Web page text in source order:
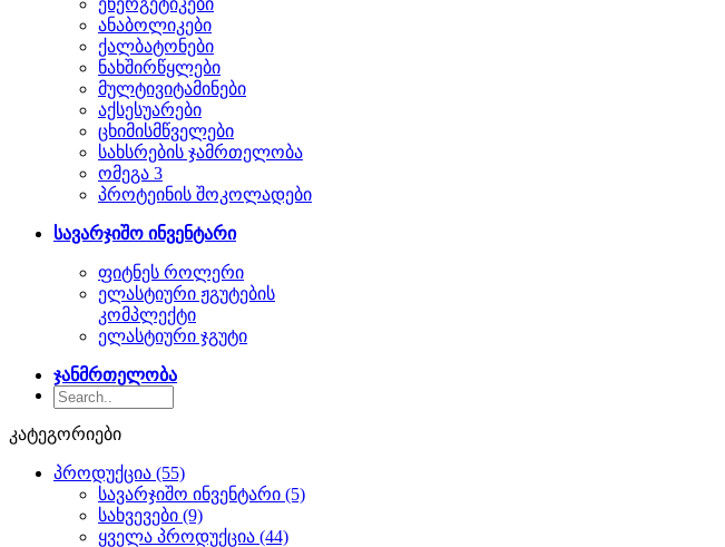
ენერგეტიკები
ანაბოლიკები
ქალბატონები
ნახშირწყლები
მულტივიტამინები
აქსესუარები
ცხიმისმწველები
სახსრების ჯამრთელობა
ომეგა 3
პროტეინის შოკოლადები
სავარჯიშო ინვენტარი
ფიტნეს როლერი
ელასტიური ჟგუტების
კომპლექტი
ელასტიური ჯგუტი
ჯანმრთელობა
კატეგორიები
პროდუქცია (55)
სავარჯიშო ინვენტარი (5)
სახვევები (9)
ყველა პროდუქცია (44)